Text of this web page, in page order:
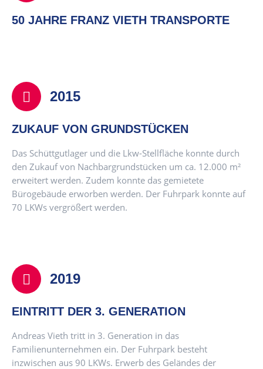
50 JAHRE FRANZ VIETH TRANSPORTE
2015
ZUKAUF VON GRUNDSTÜCKEN
Das Schüttgutlager und die Lkw-Stellfläche konnte durch
den Zukauf von Nachbargrundstücken um ca. 12.000 m²
erweitert werden. Zudem konnte das gemietete
Bürogebäude erworben werden. Der Fuhrpark konnte auf
70 LKWs vergrößert werden.
2019
EINTRITT DER 3. GENERATION
Andreas Vieth tritt in 3. Generation in das
Familienunternehmen ein. Der Fuhrpark besteht
inzwischen aus 90 LKWs. Erwerb des Geländes der